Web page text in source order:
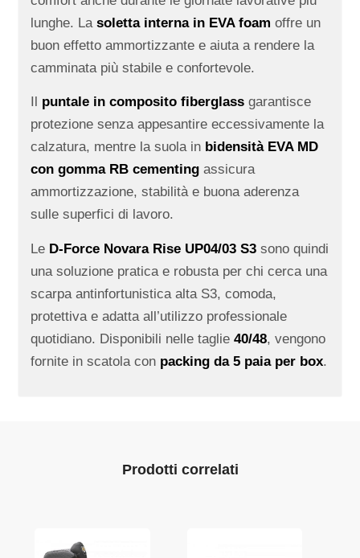
lunghe. Lasoletta interna in EVA foam offre un
buon effetto ammortizzante e aiuta a rendere la
camminata più stabile e confortevole.
puntale in composito fiberglass garantisce
protezione senza appesantire eccessivamente la
calzatura, mentre la suola in bidensità EVA MD
con gomma RB cementing assicura
ammortizzazione, stabilità e buona aderenza
sulle superfici di lavoro.
Le D-Force Novara Rise UP04/03 S3 sono quindi
una soluzione pratica e robusta per chi cerca una
scarpa antinfortunistica alta S3, comoda,
protettiva e adatta all’utilizzo professionale
quotidiano. Disponibili nelle taglie40/48, vengono
fornite in scatola con packing da 5 paia per box.
Prodotti correlati